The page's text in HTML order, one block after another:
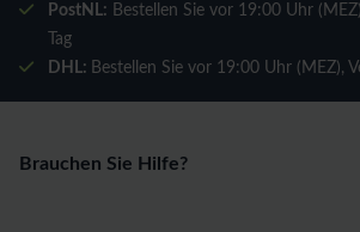
PostNL: Bestellen Sie vor 19:00 Uhr
Tag
DHL: Bestellen Sie vor 19:00 Uhr (MEZ),
Brauchen Sie Hilfe?